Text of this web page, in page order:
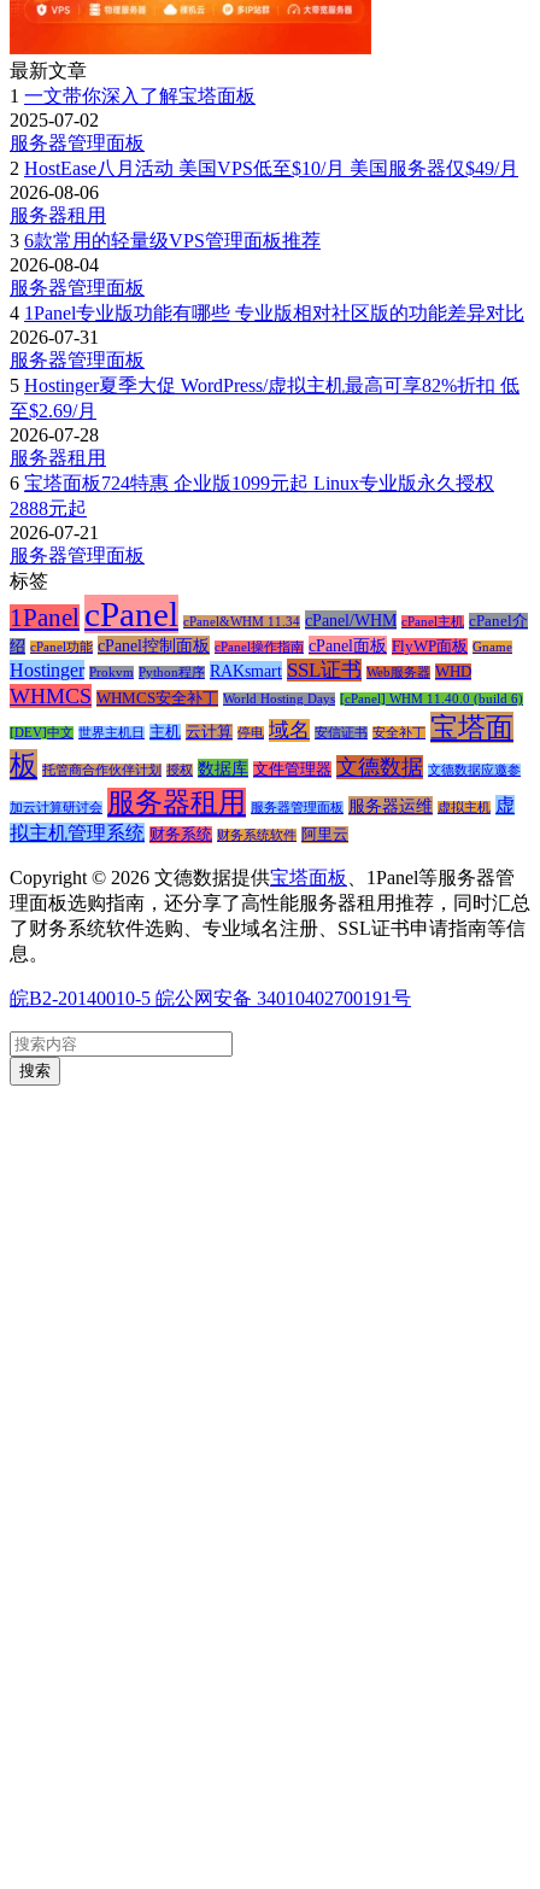
最新文章
1 一文带你深入了解宝塔面板
2025-07-02
服务器管理面板
2 HostEase八月活动 美国VPS低至$10/月 美国服务器仅$49/月
2026-08-06
服务器租用
3 6款常用的轻量级VPS管理面板推荐
2026-08-04
服务器管理面板
4 1Panel专业版功能有哪些 专业版相对社区版的功能差异对比
2026-07-31
服务器管理面板
5 Hostinger夏季大促 WordPress/虚拟主机最高可享82%折扣 低
至$2.69/月
2026-07-28
服务器租用
6 宝塔面板724特惠 企业版1099元起 Linux专业版永久授权
2888元起
2026-07-21
服务器管理面板
标签
1Panel cPanel cPanel&WHM 11.34 cPanel/WHM cPanel主机 cPanel介
绍 cPanel功能 cPanel控制面板 cPanel操作指南 cPanel面板 FlyWP面板 Gname
Hostinger Prokvm Python程序 RAKsmart SSL证书 Web服务器 WHD
WHMCS WHMCS安全补丁 World Hosting Days [cPanel] WHM 11.40.0 (build 6)
[DEV]中文 世界主机日 主机 云计算 停电 域名 安信证书 安全补丁 宝塔面
板
托管商合作伙伴计划 授权 数据库 文件管理器 文德数据 文德数据应邀参
加云计算研讨会 服务器租用 服务器管理面板 服务器运维 虚拟主机 虚
拟主机管理系统 财务系统 财务系统软件 阿里云
Copyright © 2026 文德数据提供宝塔面板
、1Panel等服务器管
理面板选购指南，还分享了高性能服务器租用推荐，同时汇总
了财务系统软件选购、专业域名注册、SSL证书申请指南等信
息。
皖B2-20140010-5 皖公网安备 34010402700191号
搜索